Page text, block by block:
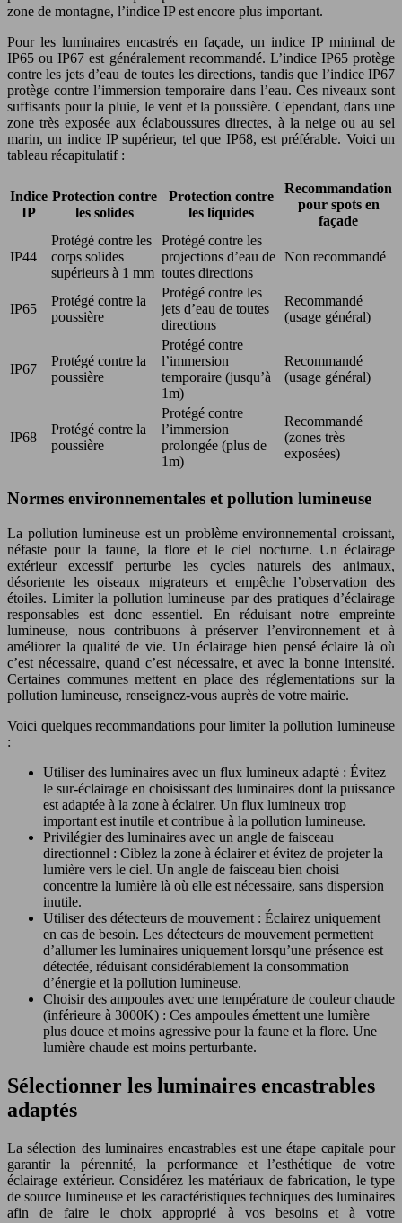
zone de montagne, l’indice IP est encore plus important.
Pour les luminaires encastrés en façade, un indice IP minimal de
IP65 ou IP67 est généralement recommandé. L’indice IP65 protège
contre les jets d’eau de toutes les directions, tandis que l’indice IP67
protège contre l’immersion temporaire dans l’eau. Ces niveaux sont
suffisants pour la pluie, le vent et la poussière. Cependant, dans une
zone très exposée aux éclaboussures directes, à la neige ou au sel
marin, un indice IP supérieur, tel que IP68, est préférable. Voici un
tableau récapitulatif :
Indice
IP
Protection contre
les solides
Protection contre
les liquides
Recommandation
pour spots en
façade
IP44
Protégé contre les
corps solides
supérieurs à 1 mm
Protégé contre les
projections d’eau de
toutes directions
Non recommandé
IP65
Protégé contre la
poussière
Protégé contre les
jets d’eau de toutes
directions
Recommandé
(usage général)
IP67
Protégé contre la
poussière
Protégé contre
l’immersion
temporaire (jusqu’à
1m)
Recommandé
(usage général)
IP68
Protégé contre la
poussière
Protégé contre
l’immersion
prolongée (plus de
1m)
Recommandé
(zones très
exposées)
Normes environnementales et pollution lumineuse
La pollution lumineuse est un problème environnemental croissant,
néfaste pour la faune, la flore et le ciel nocturne. Un éclairage
extérieur excessif perturbe les cycles naturels des animaux,
désoriente les oiseaux migrateurs et empêche l’observation des
étoiles. Limiter la pollution lumineuse par des pratiques d’éclairage
responsables est donc essentiel. En réduisant notre empreinte
lumineuse, nous contribuons à préserver l’environnement et à
améliorer la qualité de vie. Un éclairage bien pensé éclaire là où
c’est nécessaire, quand c’est nécessaire, et avec la bonne intensité.
Certaines communes mettent en place des réglementations sur la
pollution lumineuse, renseignez-vous auprès de votre mairie.
Voici quelques recommandations pour limiter la pollution lumineuse
:
Utiliser des luminaires avec un flux lumineux adapté : Évitez
le sur-éclairage en choisissant des luminaires dont la puissance
est adaptée à la zone à éclairer. Un flux lumineux trop
important est inutile et contribue à la pollution lumineuse.
Privilégier des luminaires avec un angle de faisceau
directionnel : Ciblez la zone à éclairer et évitez de projeter la
lumière vers le ciel. Un angle de faisceau bien choisi
concentre la lumière là où elle est nécessaire, sans dispersion
inutile.
Utiliser des détecteurs de mouvement : Éclairez uniquement
en cas de besoin. Les détecteurs de mouvement permettent
d’allumer les luminaires uniquement lorsqu’une présence est
détectée, réduisant considérablement la consommation
d’énergie et la pollution lumineuse.
Choisir des ampoules avec une température de couleur chaude
(inférieure à 3000K) : Ces ampoules émettent une lumière
plus douce et moins agressive pour la faune et la flore. Une
lumière chaude est moins perturbante.
Sélectionner les luminaires encastrables
adaptés
La sélection des luminaires encastrables est une étape capitale pour
garantir la pérennité, la performance et l’esthétique de votre
éclairage extérieur. Considérez les matériaux de fabrication, le type
de source lumineuse et les caractéristiques techniques des luminaires
afin de faire le choix approprié à vos besoins et à votre